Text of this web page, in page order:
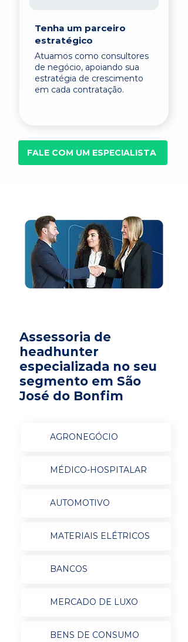
Tenha um parceiro
estratégico
Atuamos como consultores
de negócio, apoiando sua
estratégia de crescimento
em cada contratação.
FALE COM UM ESPECIALISTA
Assessoria de
headhunter
especializada no seu
segmento em São
José do Bonfim
AGRONEGÓCIO
MÉDICO-HOSPITALAR
AUTOMOTIVO
MATERIAIS ELÉTRICOS
BANCOS
MERCADO DE LUXO
BENS DE CONSUMO